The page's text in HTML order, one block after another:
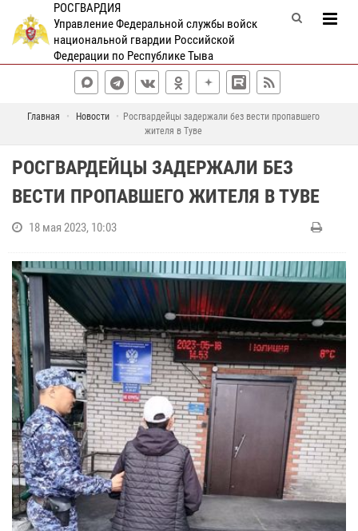
РОСГВАРДИЯ
Управление Федеральной службы войск
национальной гвардии Российской
Федерации по Республике Тыва
Главная Новости
Росгвардейцы задержали без вести пропавшего
жителя в Туве
РОСГВАРДЕЙЦЫ ЗАДЕРЖАЛИ БЕЗ
ВЕСТИ ПРОПАВШЕГО ЖИТЕЛЯ В ТУВЕ
18 мая 2023, 10:03